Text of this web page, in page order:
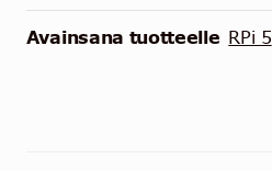
Avainsana tuotteelle RPi 5